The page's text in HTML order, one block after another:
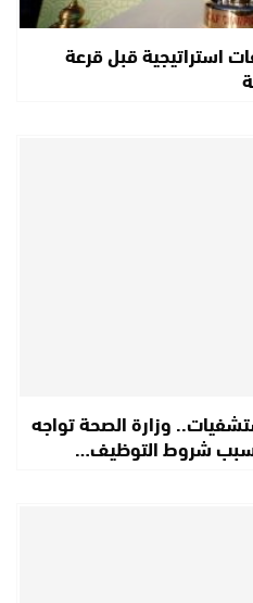
استراتيجية قبل قرعة
وزارة الصحة تواجه
شروط التوظيف…